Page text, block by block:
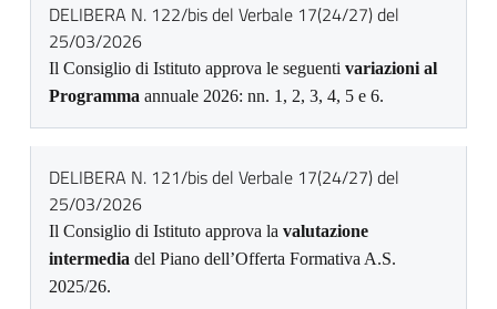
DELIBERA N. 122/bis del Verbale 17(24/27) del
25/03/2026
Il Consiglio di Istituto approva le seguenti variazioni al
Programma annuale 2026: nn. 1, 2, 3, 4, 5 e 6.
DELIBERA N. 121/bis del Verbale 17(24/27) del
25/03/2026
Il Consiglio di Istituto approva la valutazione
intermedia del Piano dell’Offerta Formativa A.S.
2025/26.